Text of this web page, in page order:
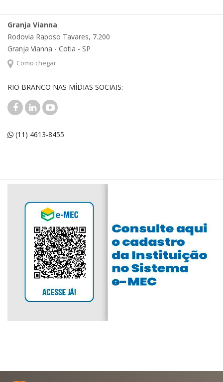
Granja Vianna
Rodovia Raposo Tavares, 7.200
Granja Vianna - Cotia - SP
Como chegar
RIO BRANCO NAS MÍDIAS SOCIAIS:
(11) 4613-8455